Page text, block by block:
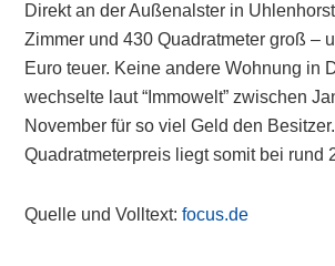
Direkt an der Außenalster in
Zimmer und 430 Quadratmeter groß –
Euro teuer. Keine andere Wohnung in
wechselte laut “Immowelt” zwischen
November für so viel Geld den
Quadratmeterpreis liegt somit bei rund
Quelle und Volltext:focus.de